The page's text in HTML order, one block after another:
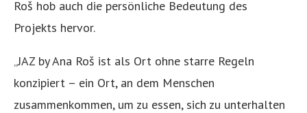
Roš hob auch die persönliche Bedeutung des
Projekts hervor.
„JAZ by Ana Roš ist als Ort ohne starre Regeln
konzipiert – ein Ort, an dem Menschen
zusammenkommen, um zu essen, sich zu unterhalten